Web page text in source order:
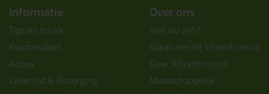
Informatie
Tips en tricks
Keuzehulpen
Acties
Levertijd & Bezorging
Over ons
Wie wij zijn?
Vacatures bij kitcentrum.nl
Over Kitcentrum.nl
Maatschappelijk